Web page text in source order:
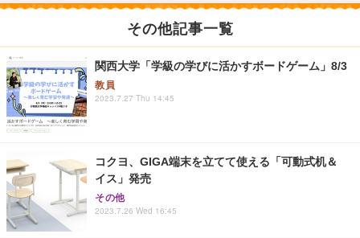
その他記事一覧
関西大学「学級の学びに活かすボードゲーム」8/3
教員
2023.7.27 Thu 14:45
コクヨ、GIGA端末を立てて使える「可動式机＆
イス」発売
その他
2023.7.26 Wed 16:45